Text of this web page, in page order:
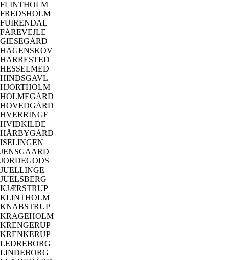
FLINTHOLM
FREDSHOLM
FUIRENDAL
FÅREVEJLE
GIESEGÅRD
HAGENSKOV
HARRESTED
HESSELMED
HINDSGAVL
HJORTHOLM
HOLMEGÅRD
HOVEDGÅRD
HVERRINGE
HVIDKILDE
HÅRBYGÅRD
ISELINGEN
JENSGAARD
JORDEGODS
JUELLINGE
JUELSBERG
KJÆRSTRUP
KLINTHOLM
KNABSTRUP
KRAGEHOLM
KRENGERUP
KRENKERUP
LEDREBORG
LINDEBORG